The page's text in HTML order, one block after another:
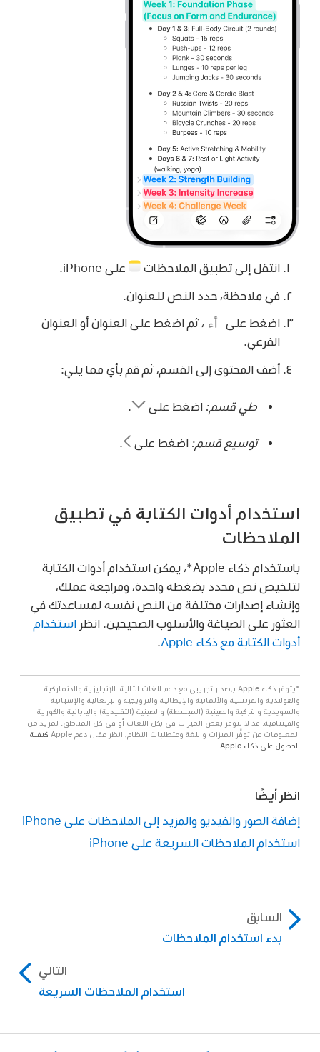
انتقل إلى تطبيق الملاحظات على iPhone.
في ملاحظة، حدد النص للعنوان.
اضغط على ، ثم اضغط على العنوان أو العنوان
الفرعي.
أضف المحتوى إلى القسم، ثم قم بأي مما يلي:
طي قسم: اضغط على
توسيع قسم: اضغط على
استخدام أدوات الكتابة في تطبيق
الملاحظات
باستخدام ذكاء Apple*، يمكن استخدام أدوات الكتابة
لتلخيص نص محدد بضغطة واحدة، ومراجعة عملك،
وإنشاء إصدارات مختلفة من النص نفسه لمساعدتك في
العثور على الصياغة والأسلوب الصحيحين. انظر استخدام
أدوات الكتابة مع ذكاء Apple
*يتوفر ذكاء Apple بإصدار تجريبي مع دعم للغات التالية: الإنجليزية والدنماركية
والهولندية والفرنسية والألمانية والإيطالية والنرويجية والبرتغالية والإسبانية
والسويدية والتركية والصينية (المبسطة) والصينية (التقليدية) واليابانية والكورية
والفيتنامية. قد لا تتوفر بعض الميزات في بكل اللغات أو في كل المناطق. لمزيد من
المعلومات عن توفُّر الميزات واللغة ومتطلبات النظام، انظر مقال دعم Apple
كيفية
الحصول على ذكاء Apple
انظر أيضًا
إضافة الصور والفيديو والمزيد إلى الملاحظات على iPhone
استخدام الملاحظات السريعة على iPhone
السابق
بدء استخدام الملاحظات
التالي
استخدام الملاحظات السريعة